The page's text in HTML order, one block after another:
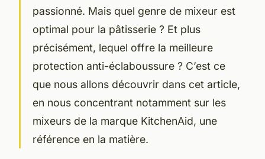
passionné. Mais quel genre de mixeur est
optimal pour la pâtisserie ? Et plus
précisément, lequel offre la meilleure
protection anti-éclaboussure ? C’est ce
que nous allons découvrir dans cet article,
en nous concentrant notamment sur les
mixeurs de la marque KitchenAid, une
référence en la matière.